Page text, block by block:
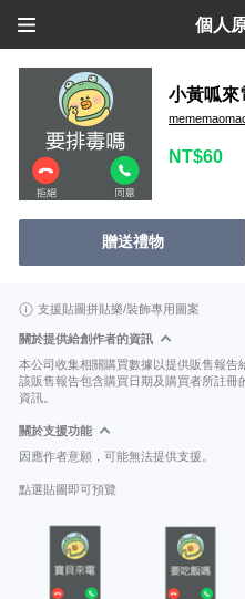
個人
小黃呱來
NT$60
贈送禮物
支援貼圖拼貼樂/裝飾專用圖案
關於提供給創作者的資訊
本公司收集相關購買數據以提供販售報告
該販售報告包含購買日期及購買者所註冊
資訊。
關於支援功能
因應作者意願，可能無法提供支援。
點選貼圖即可預覽